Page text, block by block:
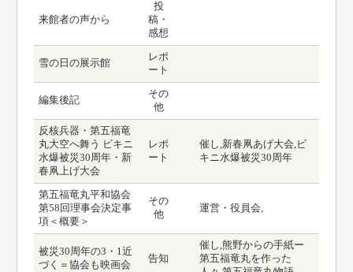
来館者の声から
投
稿・
感想
雪の日の展示館
レポ
ート
編集後記
その
他
反核兵器・第五福竜
丸大空へ舞う ビキニ
水爆被災30周年・新
春凧上げ大会
レポ
ート
催し,新春凧あげ大会,ビ
キニ水爆被災30周年
第五福竜丸平和協会
第58回理事会決定事
項＜概要＞
その
他
運営・役員会,
被災30周年の3・1近
づく＝協会も映画会
告知
催し,熊野からの手紙ー
第五福竜丸を作った